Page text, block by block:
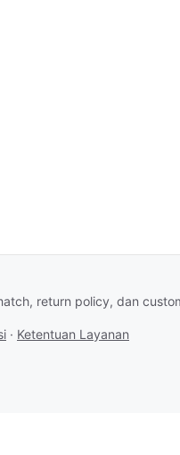
return policy, dan
· Ketentuan Layanan